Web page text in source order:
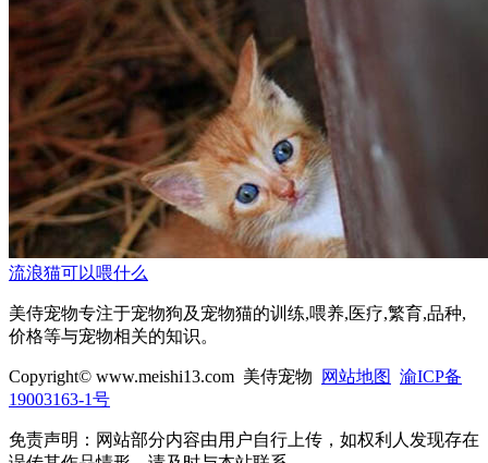
流浪猫可以喂什么
美侍宠物专注于宠物狗及宠物猫的训练,喂养,医疗,繁育,品种,
价格等与宠物相关的知识。
Copyright© www.meishi13.com 美侍宠物 网站地图 渝ICP备
19003163-1号
免责声明：网站部分内容由用户自行上传，如权利人发现存在